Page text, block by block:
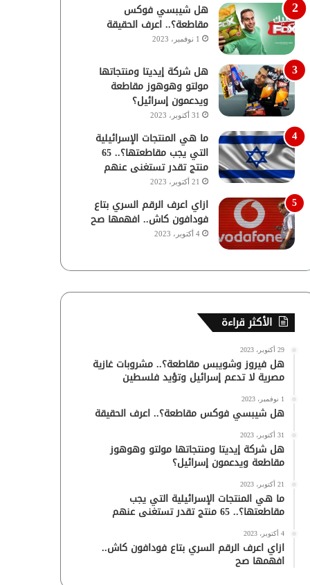
هل شيبسي فوكس
مقاطعة؟.. اعرف الحقيقة
1 نوفمبر، 2023
هل شركة إيديتا ومنتجاتها
مولتو وهوهوز مقاطعة
ويدعمون إسرائيل؟
31 أكتوبر، 2023
ما هي المنتجات الإسرائيلية
التي يجب مقاطعتها؟.. 65
منتج تقدر تستغنى عنهم
21 أكتوبر، 2023
ازاي اعرف الرقم السري بتاع
فودافون كاش.. افهمها صح
4 أكتوبر، 2023
الأكثر قراءة
29 أكتوبر، 2023
هل فيروز وشويبس مقاطعة؟.. مشروبات غازية
مصرية لا تدعم إسرائيل وتؤيد فلسطين
1 نوفمبر، 2023
هل شيبسي فوكس مقاطعة؟.. اعرف الحقيقة
31 أكتوبر، 2023
هل شركة إيديتا ومنتجاتها مولتو وهوهوز
مقاطعة ويدعمون إسرائيل؟
21 أكتوبر، 2023
ما هي المنتجات الإسرائيلية التي يجب
مقاطعتها؟.. 65 منتج تقدر تستغنى عنهم
4 أكتوبر، 2023
ازاي اعرف الرقم السري بتاع فودافون كاش..
افهمها صح